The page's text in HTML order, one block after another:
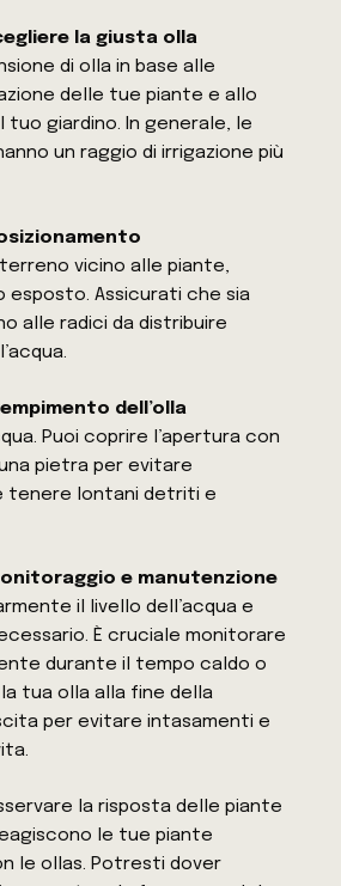
la giusta olla
di olla in base alle
delle tue piante e allo
tuo giardino. In generale, le
un raggio di irrigazione più
terreno vicino alle piante,
esposto. Assicurati che sia
alle radici da distribuire
dell’olla
Puoi coprire l’apertura con
pietra per evitare
tenere lontani detriti e
e manutenzione
il livello dell’acqua e
È cruciale monitorare
durante il tempo caldo o
tua olla alla fine della
per evitare intasamenti e
la risposta delle piante
le tue piante
le ollas. Potresti dover